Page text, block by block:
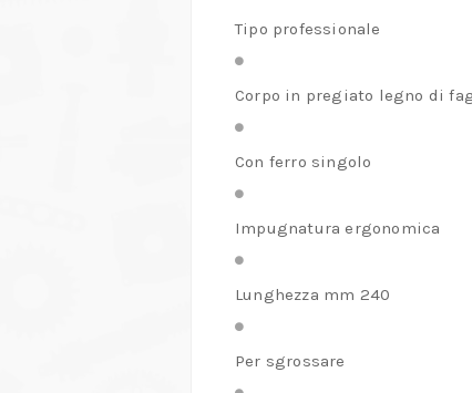
Tipo professionale
Corpo in pregiato legno di
Con ferro singolo
Impugnatura ergonomica
Lunghezza mm 240
Per sgrossare